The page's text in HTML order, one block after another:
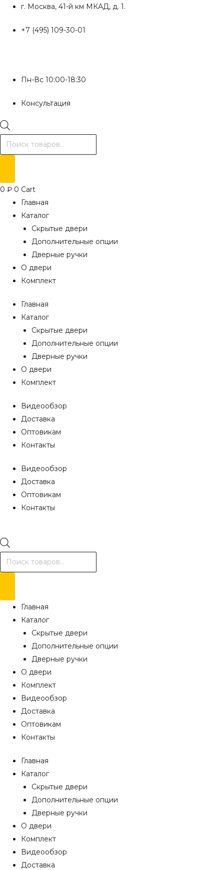
Перейти
содержимому
г. Москва, 41-й км МКАД, д. 1.
+7 (495) 109-30-01
Пн-Вс 10:00-18:30
Консультация
Поиск
товаров
0 ₽ 0 Cart
Главная
Каталог
Скрытые двери
Дополнительные опции
Дверные ручки
О двери
Комплект
Главная
Каталог
Скрытые двери
Дополнительные опции
Дверные ручки
О двери
Комплект
Видеообзор
Доставка
Оптовикам
Контакты
Видеообзор
Доставка
Оптовикам
Контакты
Поиск
товаров
Главная
Каталог
Скрытые двери
Дополнительные опции
Дверные ручки
О двери
Комплект
Видеообзор
Доставка
Оптовикам
Контакты
Главная
Каталог
Скрытые двери
Дополнительные опции
Дверные ручки
О двери
Комплект
Видеообзор
Доставка